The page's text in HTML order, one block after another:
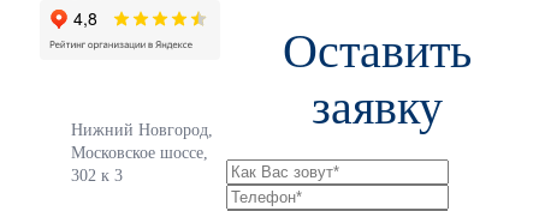
Нижний Новгород,
Московское шоссе,
302 к 3
Оставить
заявку